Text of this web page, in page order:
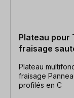
Plateau pour
fraisage
Plateau
fraisage Panneau sérigraphié 28mm | trous de Ø20mm |
profilés en C